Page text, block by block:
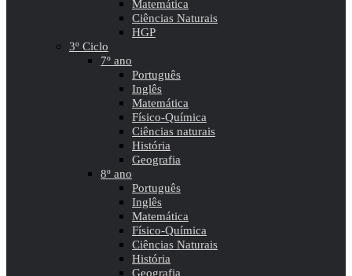
Matemática
Ciências Naturais
HGP
3º Ciclo
7º ano
Português
Inglês
Matemática
Físico-Química
Ciências naturais
História
Geografia
8º ano
Português
Inglês
Matemática
Físico-Química
Ciências Naturais
História
Geografia